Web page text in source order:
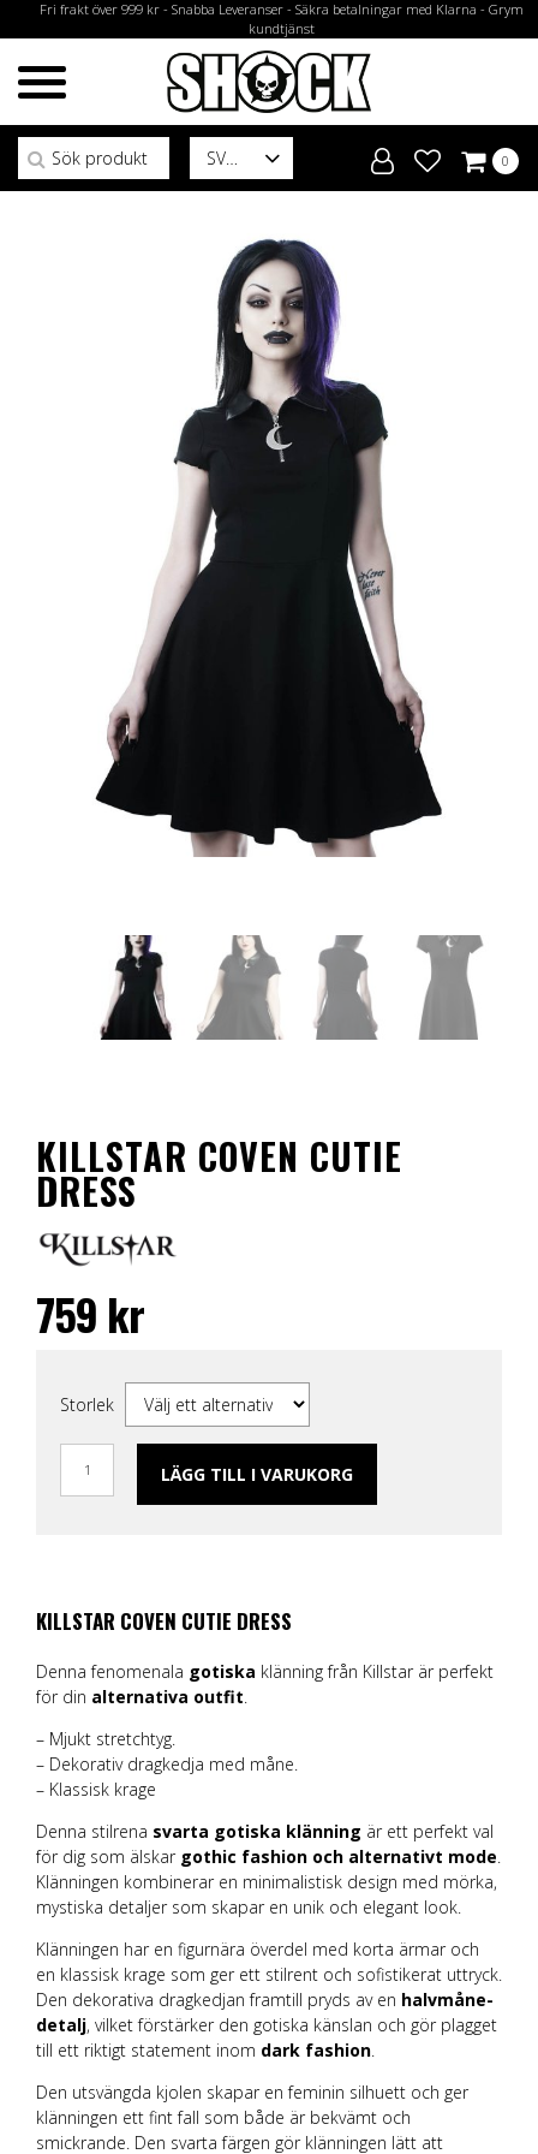
Fri frakt över 999 kr - Snabba Leveranser - Säkra betalningar med Klarna - Grym
kundtjänst
SV
Sök efter:
0
KILLSTAR COVEN CUTIE
DRESS
759 kr
Storlek
LÄGG TILL I VARUKORG
KILLSTAR COVEN CUTIE DRESS
Denna fenomenala gotiska klänning från Killstar är perfekt
för din alternativa outfit.
– Mjukt stretchtyg.
– Dekorativ dragkedja med måne.
– Klassisk krage
Denna stilrena svarta gotiska klänning är ett perfekt val
för dig som älskar gothic fashion och alternativt mode.
Klänningen kombinerar en minimalistisk design med mörka,
mystiska detaljer som skapar en unik och elegant look.
Klänningen har en figurnära överdel med korta ärmar och
en klassisk krage som ger ett stilrent och sofistikerat uttryck.
Den dekorativa dragkedjan framtill pryds av en halvmåne-
detalj, vilket förstärker den gotiska känslan och gör plagget
till ett riktigt statement inom dark fashion.
Den utsvängda kjolen skapar en feminin silhuett och ger
klänningen ett fint fall som både är bekvämt och
smickrande. Den svarta färgen gör klänningen lätt att